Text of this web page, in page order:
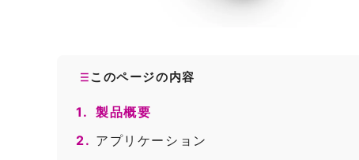
このページの内容
1. 製品概要
2. アプリケーション